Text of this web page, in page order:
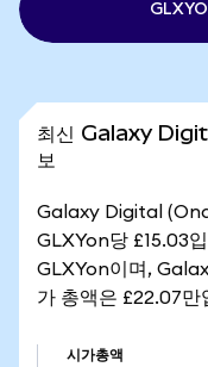
최신 Galaxy
보
Galaxy Digital
GLXYon당 £15.03
GLXYon이며,
가 총액은 £22.07만
시가총액